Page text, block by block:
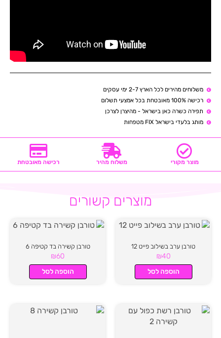
משלוחים מהירים לכל הארץ 2-7 ימי עסקים
רכישה 100% מאובטחת בכל אמצעי תשלום
תפירה כשרה כאן בישראל - מהיצרן לצרכן
מותג בלעדי בישראל FIX מטפחות
מוצר מקורי משלוח מהיר רכישה מאובטחת
מוצרים קשורים
טורבן ערב בשילוב פייט 12
₪40
הוספה לסל
טורבן קשירה בד קטיפה 6
₪60
הוספה לסל